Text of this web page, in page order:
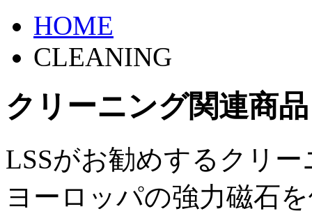
HOME
CLEANING
クリーニング関連商品
LSSがお勧めするクリ
ヨーロッパの強力磁石